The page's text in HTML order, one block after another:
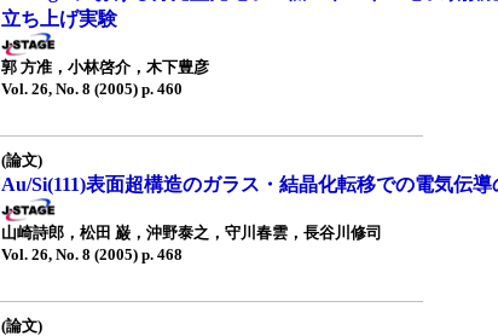
立ち上げ実験
郭 方准，小林啓介，木下豊彦
Vol. 26, No. 8 (2005) p. 460
(論文)
Au/Si(111)表面超構造のガラス・結晶化転移での電気伝導
山崎詩郎，松田 巌，沖野泰之，守川春雲，長谷川修司
Vol. 26, No. 8 (2005) p. 468
(論文)